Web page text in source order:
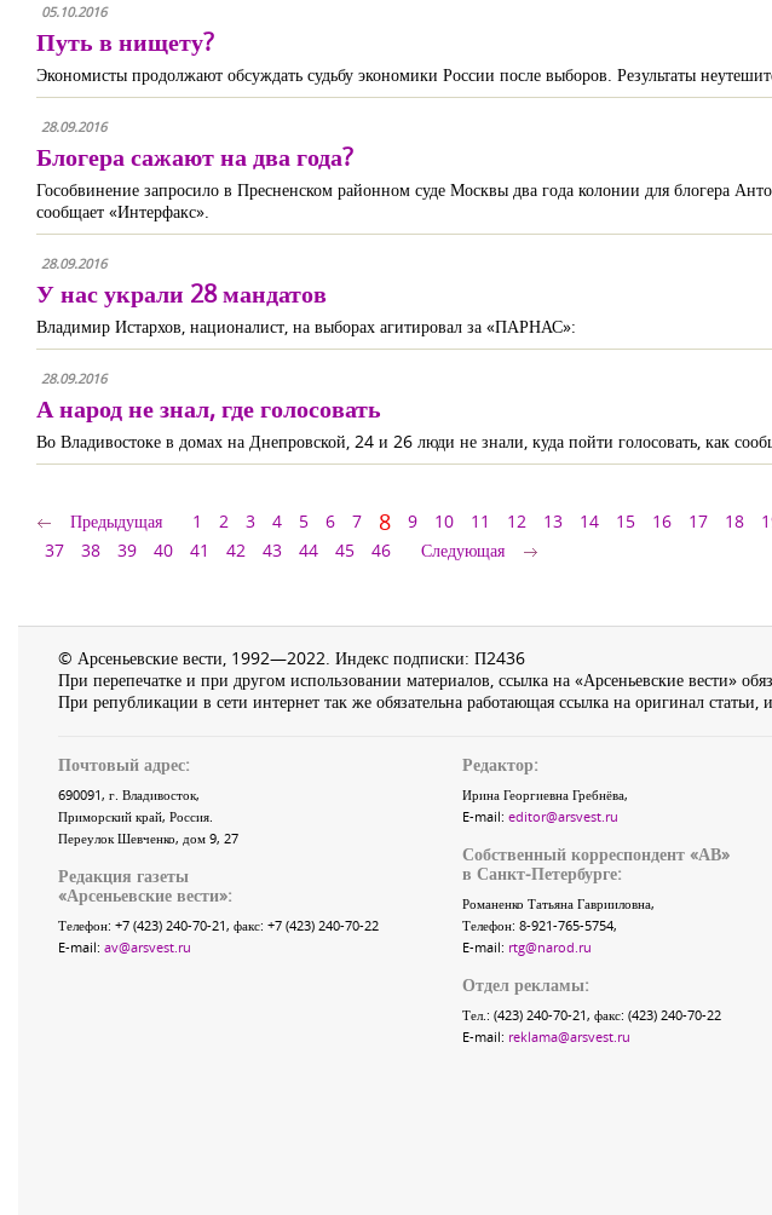
05.10.2016
Путь в нищету?
Экономисты продолжают обсуждать судьбу экономики России после выборов. Результаты
28.09.2016
Блогера сажают на два года?
Гособвинение запросило в Пресненском районном суде Москвы два года колонии для блогера
сообщает «Интерфакс».
28.09.2016
У нас украли 28 мандатов
Владимир Истархов, националист, на выборах агитировал за «ПАРНАС»:
28.09.2016
А народ не знал, где голосовать
Во Владивостоке в домах на Днепровской, 24 и 26 люди не знали, куда пойти голосовать, как
Предыдущая 1 2 3 4 5 6 7 8 9 10 11 12 13 14 15 16 17 18
37
38 39 40 41 42 43 44 45 46 Следующая
© Арсеньевские вести, 1992—2022. Индекс подписки: П2436
При перепечатке и при другом использовании материалов, ссылка на «Арсеньевские вести»
При републикации в сети интернет так же обязательна работающая ссылка на оригинал статьи,
Почтовый адрес:
690091, г. Владивосток,
Приморский край, Россия.
Переулок Шевченко, дом 9, 27
Редакция газеты
«Арсеньевские вести»:
Телефон: +7 (423) 240-70-21, факс: +7 (423) 240-70-22
E-mail: av@arsvest.ru
Редактор:
Ирина Георгиевна Гребнёва,
E-mail: editor@arsvest.ru
Собственный корреспондент «АВ»
в Санкт-Петербурге:
Романенко Татьяна Гаврииловна,
Телефон: 8-921-765-5754,
E-mail: rtg@narod.ru
Отдел рекламы:
Тел.: (423) 240-70-21, факс: (423) 240-70-22
E-mail: reklama@arsvest.ru